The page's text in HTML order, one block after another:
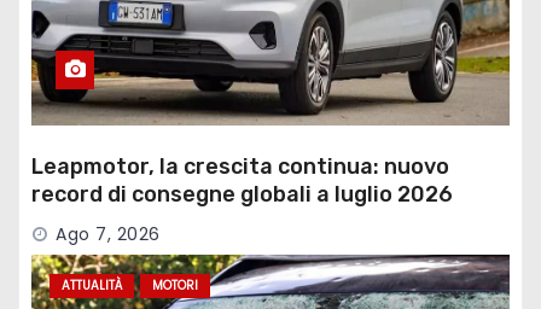
Leapmotor, la crescita continua: nuovo
record di consegne globali a luglio 2026
Ago 7, 2026
ATTUALITÀ MOTORI